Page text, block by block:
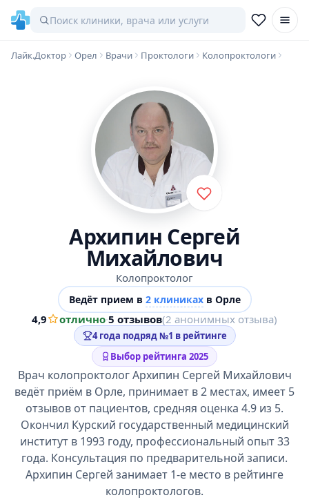
Лайк.Доктор Орел Врачи Проктологи Колопроктологи
Архипин Сергей
Михайлович
Колопроктолог
Ведёт прием в 2 клиникахв Орле
4,9 отлично·5 отзывов(2 анонимных отзыва)
4 года подряд №1 в рейтинге
Выбор рейтинга 2025
Врач колопроктолог Архипин Сергей Михайлович
ведёт приём в Орле, принимает в 2 местах, имеет 5
отзывов от пациентов, средняя оценка 4.9 из 5.
Окончил Курский государственный медицинский
институт в 1993 году, профессиональный опыт 33
года. Консультация по предварительной записи.
Архипин Сергей занимает 1-е место в рейтинге
колопроктологов.